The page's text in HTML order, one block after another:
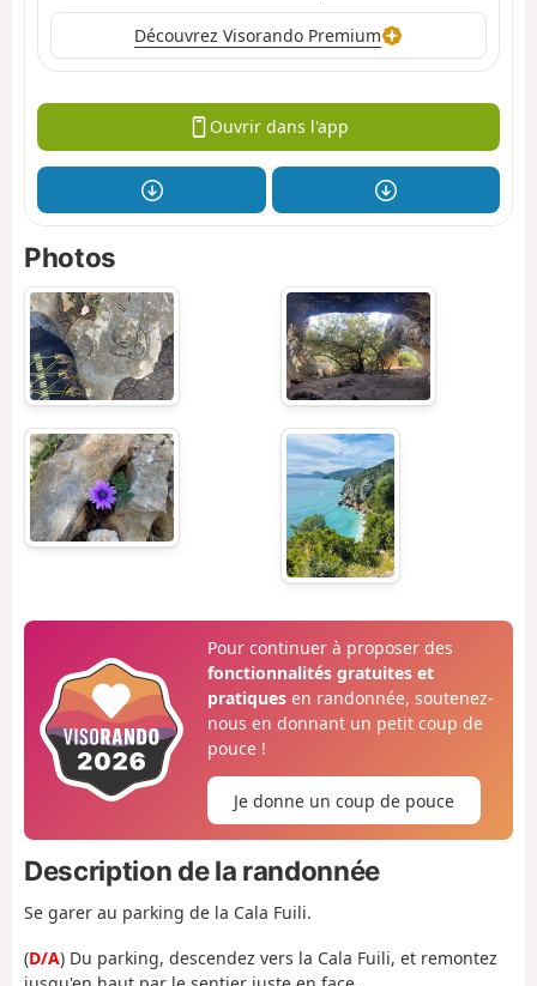
Découvrez Visorando Premium
Ouvrir dans l'app
Photos
Pour continuer à proposer des
fonctionnalités gratuites et
pratiquesen randonnée, soutenez-
nous en donnant un petit coup de
pouce !
Je donne un coup de pouce
Description de la randonnée
Se garer au parking de la Cala Fuili.
(D/A) Du parking, descendez vers la Cala Fuili, et remontez